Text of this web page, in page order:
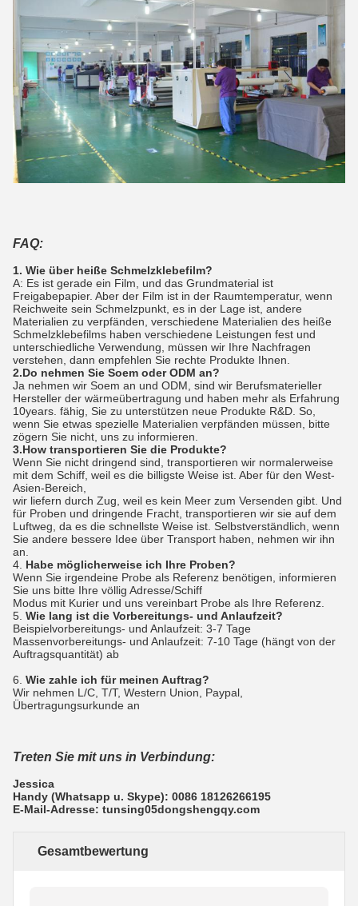
FAQ:
1. Wie über heiße Schmelzklebefilm?
A: Es ist gerade ein Film, und das Grundmaterial ist
Freigabepapier. Aber der Film ist in der Raumtemperatur, wenn
Reichweite sein Schmelzpunkt, es in der Lage ist, andere
Materialien zu verpfänden, verschiedene Materialien des heiße
Schmelzklebefilms haben verschiedene Leistungen fest und
unterschiedliche Verwendung, müssen wir Ihre Nachfragen
verstehen, dann empfehlen Sie rechte Produkte Ihnen.
2.Do nehmen Sie Soem oder ODM an?
Ja nehmen wir Soem an und ODM, sind wir Berufsmaterieller
Hersteller der wärmeübertragung und haben mehr als Erfahrung
10years. fähig, Sie zu unterstützen neue Produkte R&D. So,
wenn Sie etwas spezielle Materialien verpfänden müssen, bitte
zögern Sie nicht, uns zu informieren.
3.How transportieren Sie die Produkte?
Wenn Sie nicht dringend sind, transportieren wir normalerweise
mit dem Schiff, weil es die billigste Weise ist. Aber für den West-
Asien-Bereich,
wir liefern durch Zug, weil es kein Meer zum Versenden gibt. Und
für Proben und dringende Fracht, transportieren wir sie auf dem
Luftweg, da es die schnellste Weise ist. Selbstverständlich, wenn
Sie andere bessere Idee über Transport haben, nehmen wir ihn
an.
4. Habe möglicherweise ich Ihre Proben?
Wenn Sie irgendeine Probe als Referenz benötigen, informieren
Sie uns bitte Ihre völlig Adresse/Schiff
Modus mit Kurier und uns vereinbart Probe als Ihre Referenz.
5. Wie lang ist die Vorbereitungs- und Anlaufzeit?
Beispielvorbereitungs- und Anlaufzeit: 3-7 Tage
Massenvorbereitungs- und Anlaufzeit: 7-10 Tage (hängt von der
Auftragsquantität) ab
6. Wie zahle ich für meinen Auftrag?
Wir nehmen L/C, T/T, Western Union, Paypal,
Übertragungsurkunde an
Treten Sie mit uns in Verbindung:
Jessica
Handy (Whatsapp u. Skype): 0086 18126266195
E-Mail-Adresse: tunsing05dongshengqy.com
Gesamtbewertung